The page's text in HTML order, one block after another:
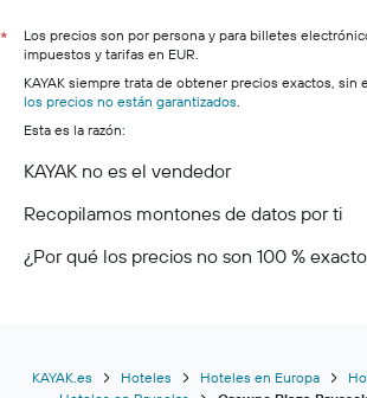
*
Los precios son por persona y para billetes
impuestos y tarifas en EUR.
KAYAK siempre trata de obtener precios exactos, sin
los precios no están garantizados.
Esta es la razón:
KAYAK no es el vendedor
Recopilamos montones de datos por ti
¿Por qué los precios no son 100 %
KAYAK.es Hoteles Hoteles en Europa